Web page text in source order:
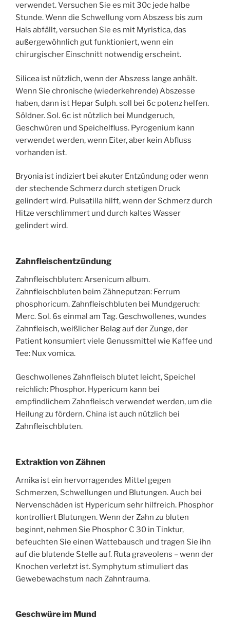
verwendet. Versuchen Sie es mit 30c jede halbe
Stunde. Wenn die Schwellung vom Abszess bis zum
Hals abfällt, versuchen Sie es mit Myristica, das
außergewöhnlich gut funktioniert, wenn ein
chirurgischer Einschnitt notwendig erscheint.
Silicea ist nützlich, wenn der Abszess lange anhält.
Wenn Sie chronische (wiederkehrende) Abszesse
haben, dann ist Hepar Sulph. soll bei 6c potenz helfen.
Söldner. Sol. 6c ist nützlich bei Mundgeruch,
Geschwüren und Speichelfluss. Pyrogenium kann
verwendet werden, wenn Eiter, aber kein Abfluss
vorhanden ist.
Bryonia ist indiziert bei akuter Entzündung oder wenn
der stechende Schmerz durch stetigen Druck
gelindert wird. Pulsatilla hilft, wenn der Schmerz durch
Hitze verschlimmert und durch kaltes Wasser
gelindert wird.
Zahnfleischentzündung
Zahnfleischbluten: Arsenicum album.
Zahnfleischbluten beim Zähneputzen: Ferrum
phosphoricum. Zahnfleischbluten bei Mundgeruch:
Merc. Sol. 6s einmal am Tag. Geschwollenes, wundes
Zahnfleisch, weißlicher Belag auf der Zunge, der
Patient konsumiert viele Genussmittel wie Kaffee und
Tee: Nux vomica.
Geschwollenes Zahnfleisch blutet leicht, Speichel
reichlich: Phosphor. Hypericum kann bei
empfindlichem Zahnfleisch verwendet werden, um die
Heilung zu fördern. China ist auch nützlich bei
Zahnfleischbluten.
Extraktion von Zähnen
Arnika ist ein hervorragendes Mittel gegen
Schmerzen, Schwellungen und Blutungen. Auch bei
Nervenschäden ist Hypericum sehr hilfreich. Phosphor
kontrolliert Blutungen. Wenn der Zahn zu bluten
beginnt, nehmen Sie Phosphor C 30 in Tinktur,
befeuchten Sie einen Wattebausch und tragen Sie ihn
auf die blutende Stelle auf. Ruta graveolens – wenn der
Knochen verletzt ist. Symphytum stimuliert das
Gewebewachstum nach Zahntrauma.
Geschwüre im Mund